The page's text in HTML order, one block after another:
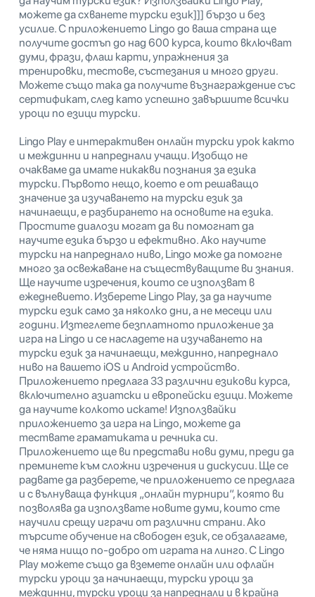
можете да схванете турски език]]] бързо и без
усилие. С приложението Lingo до ваша страна ще
получите достъп до над 600 курса, които включват
думи, фрази, флаш карти, упражнения за
тренировки, тестове, състезания и много други.
Можете също така да получите възнаграждение със
сертификат, след като успешно завършите всички
уроци по езици турски.
Lingo Play е интерактивен онлайн турски урок както
и междинни и напреднали учащи. Изобщо не
очакваме да имате никакви познания за езика
турски. Първото нещо, което е от решаващо
значение за изучаването на турски език за
начинаещи, е разбирането на основите на езика.
Простите диалози могат да ви помогнат да
научите езика бързо и ефективно. Ако научите
турски на напреднало ниво, Lingo може да помогне
много за освежаване на съществуващите ви знания.
Ще научите изречения, които се използват в
ежедневието. Изберете Lingo Play, за да научите
турски език само за няколко дни, а не месеци или
години. Изтеглете безплатното приложение за
игра на Lingo и се насладете на изучаването на
турски език за начинаещи, междинно, напреднало
ниво на вашето iOS и Android устройство.
Приложението предлага 33 различни езикови курса,
включително азиатски и европейски езици. Можете
да научите колкото искате! Използвайки
приложението за игра на Lingo, можете да
тествате граматиката и речника си.
Приложението ще ви представи нови думи, преди да
преминете към сложни изречения и дискусии. Ще се
радвате да разберете, че приложението се предлага
и с вълнуваща функция „онлайн турнири“, която ви
позволява да използвате новите думи, които сте
научили срещу играчи от различни страни. Ако
търсите обучение на свободен език, се обзалагаме,
че няма нищо по-добро от играта на линго. С Lingo
Play можете също да вземете онлайн или офлайн
турски уроци за начинаещи, турски уроци за
междинни, турски уроци за напреднали и в крайна